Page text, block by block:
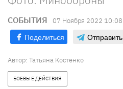
СОБЫТИЯ 07 Ноября 2022 10:08
Поделиться Отправить
Автор: Татьяна Костенко
БОЕВЫЕ ДЕЙСТВИЯ